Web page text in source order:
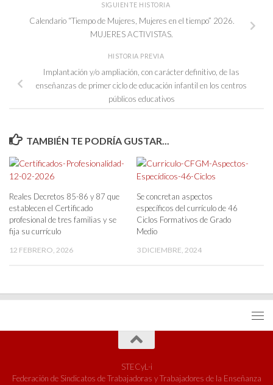
SIGUIENTE HISTORIA
Calendario “Tiempo de Mujeres, Mujeres en el tiempo” 2026.
MUJERES ACTIVISTAS.
HISTORIA PREVIA
Implantación y/o ampliación, con carácter definitivo, de las
enseñanzas de primer ciclo de educación infantil en los centros
públicos educativos
TAMBIÉN TE PODRÍA GUSTAR...
Reales Decretos 85-86 y 87 que
establecen el Certificado
profesional de tres familias y se
fija su currículo
12 FEBRERO, 2026
Se concretan aspectos
específicos del currículo de 46
Ciclos Formativos de Grado
Medio
3 DICIEMBRE, 2024
STECyL-i
Federación de Sindicatos de Trabajadoras y Trabajadores de la Enseñanza